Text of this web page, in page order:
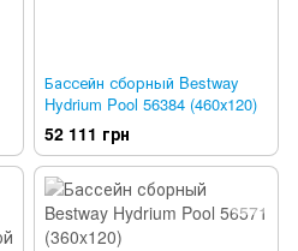
Бассейн сборный Bestway
Hydrium Pool 56384 (460х120)
52 111 грн